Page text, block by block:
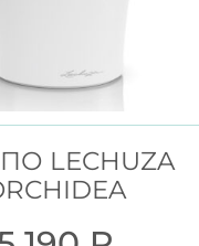
LECHUZA